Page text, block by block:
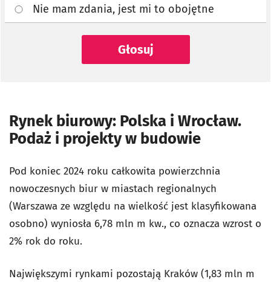
Nie mam zdania, jest mi to obojętne
Głosuj
Rynek biurowy: Polska i Wrocław.
Podaż i projekty w budowie
Pod koniec 2024 roku całkowita powierzchnia
nowoczesnych biur w miastach regionalnych
(Warszawa ze względu na wielkość jest klasyfikowana
osobno) wyniosła 6,78 mln m kw., co oznacza wzrost o
2% rok do roku.
Największymi rynkami pozostają Kraków (1,83 mln m